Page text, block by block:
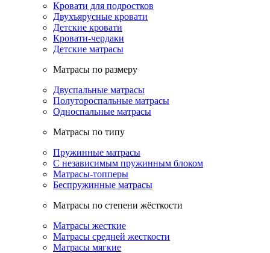
Кровати для подростков
Двухъярусные кровати
Детские кровати
Кровати-чердаки
Детские матрасы
Матрасы по размеру
Двуспальные матрасы
Полутороспальные матрасы
Односпальные матрасы
Матрасы по типу
Пружинные матрасы
С независимым пружинным блоком
Матрасы-топперы
Беспружинные матрасы
Матрасы по степени жёсткости
Матрасы жесткие
Матрасы средней жесткости
Матрасы мягкие